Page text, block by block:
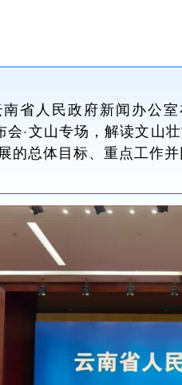
省人民政府新闻办公
会·文山专场，解读文山
的总体目标、重点工作并